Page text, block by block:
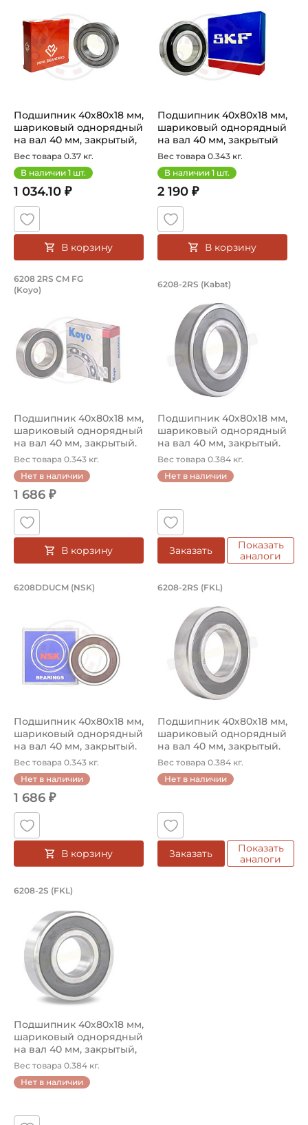
Подшипник 40х80х18 мм,
шариковый однорядный
на вал 40 мм, закрытый,
улу...
Вес товара 0.37 кг.
В наличии 1 шт.
1 034.10 ₽
В корзину
Подшипник 40х80х18 мм,
шариковый однорядный
на вал 40 мм, закрытый
Вес товара 0.343 кг.
В наличии 1 шт.
2 190 ₽
В корзину
Подшипник 40х80х18 мм, шариковый
Подшипник шариковый однорядный 6208 2RS CM FG
6208 2RS CM FG
(Koyo)
Подшипник 40х80х18 мм,
шариковый однорядный
на вал 40 мм, закрытый.
Арт...
Вес товара 0.343 кг.
Нет в наличии
1 686 ₽
В корзину
Подшипник
6208-2RS (Kabat)
Подшипник 40х80х18 мм,
шариковый однорядный
на вал 40 мм, закрытый.
Арт...
Вес товара 0.384 кг.
Нет в наличии
Заказать
Показать
аналоги
Подшипник 40х80х18 мм, шариковый
6208DDUCM (NSK)
Подшипник 40х80х18 мм,
шариковый однорядный
на вал 40 мм, закрытый.
Арт...
Вес товара 0.343 кг.
Нет в наличии
1 686 ₽
В корзину
Подшипник
6208-2RS (FKL)
Подшипник 40х80х18 мм,
шариковый однорядный
на вал 40 мм, закрытый.
Арт...
Вес товара 0.384 кг.
Нет в наличии
Заказать
Показать
аналоги
Подшипник 40х80х18 мм, шариковый
6208-2S (FKL)
Подшипник 40х80х18 мм,
шариковый однорядный
на вал 40 мм, закрытый,
улу...
Вес товара 0.384 кг.
Нет в наличии